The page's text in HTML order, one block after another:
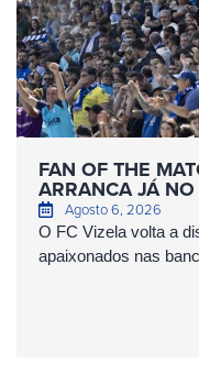
FAN OF THE
ARRANCA JÁ
Agosto 6, 2026
O FC Vizela volta a
apaixonados nas